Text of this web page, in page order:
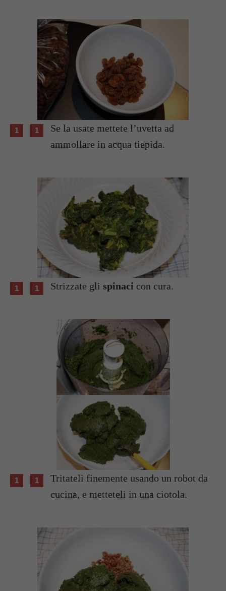
Se la usate mettete l’uvetta ad
ammollare in acqua tiepida.
Strizzate gli spinaci con cura.
Tritateli finemente usando un robot da
cucina, e metteteli in una ciotola.